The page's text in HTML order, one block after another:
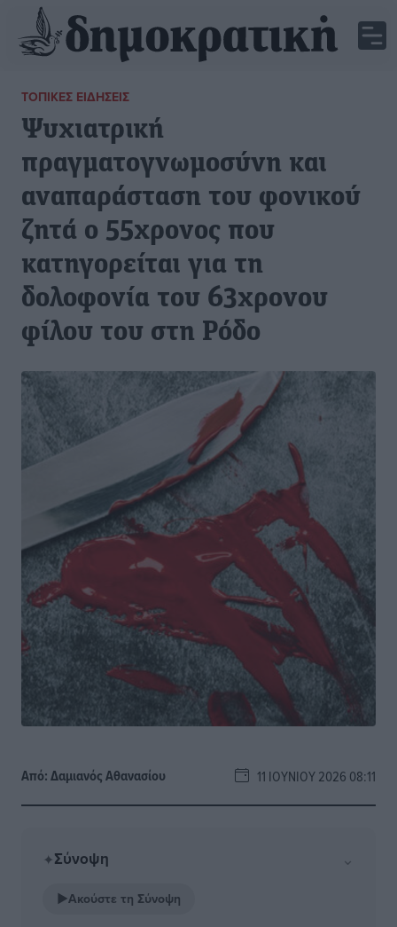
ΤΟΠΙΚΈΣ ΕΙΔΉΣΕΙΣ
Ψυχιατρική
πραγματογνωμοσύνη και
αναπαράσταση του φονικού
ζητά ο 55χρονος που
κατηγορείται για τη
δολοφονία του 63χρονου
φίλου του στη Ρόδο
Από:Δαμιανός Αθανασίου 11 ΙΟΥΝΊΟΥ 2026 08:11
✦Σύνοψη ⌄
▶Ακούστε τη Σύνοψη